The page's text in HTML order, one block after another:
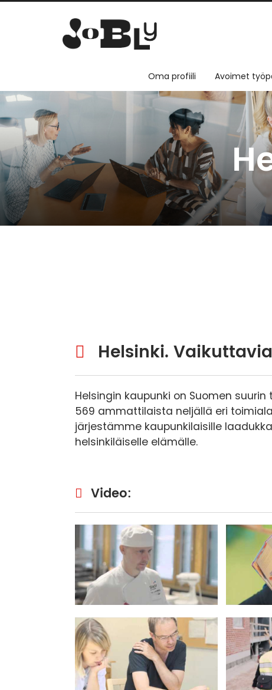
Oma profiili Avoimet
Video:
Helsinki.
Helsingin kaupunki on Suomen
569 ammattilaista neljällä eri
järjestämme kaupunkilaisille
helsinkiläiselle elämälle.